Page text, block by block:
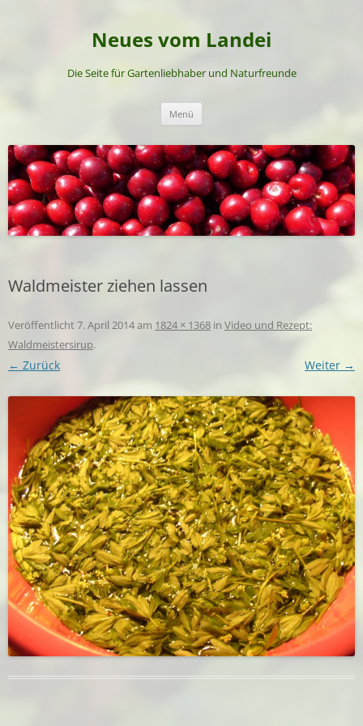
Neues vom Landei
Die Seite für Gartenliebhaber und Naturfreunde
Menü
Waldmeister ziehen lassen
Veröffentlicht7. April 2014am 1824 × 1368 in Video und Rezept:
Waldmeistersirup.
← Zurück Weiter →